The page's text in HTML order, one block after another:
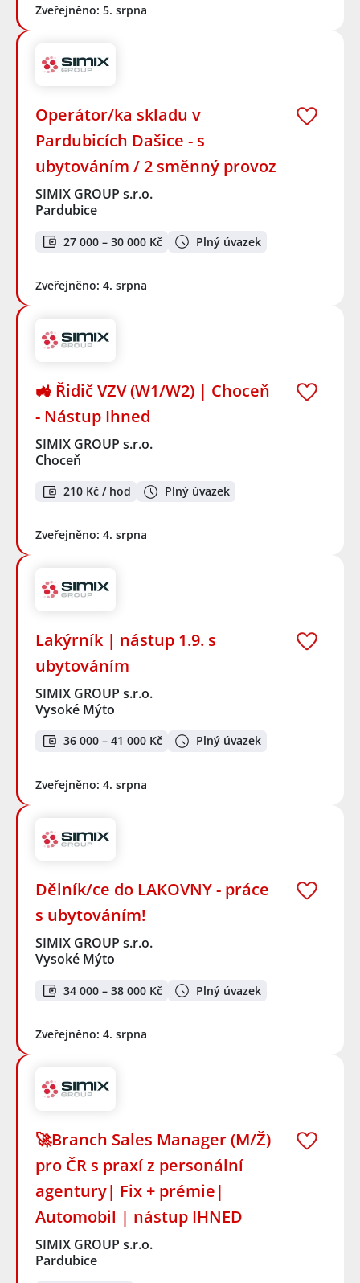
Zveřejněno: 5. srpna
Operátor/ka skladu v
Pardubicích Dašice - s
ubytováním / 2 směnný provoz
SIMIX GROUP s.r.o.
Pardubice
27 000 – 30 000 Kč Plný úvazek
Zveřejněno: 4. srpna
🚜 Řidič VZV (W1/W2) | Choceň
- Nástup Ihned
SIMIX GROUP s.r.o.
Choceň
210 Kč / hod Plný úvazek
Zveřejněno: 4. srpna
Lakýrník | nástup 1.9. s
ubytováním
SIMIX GROUP s.r.o.
Vysoké Mýto
36 000 – 41 000 Kč Plný úvazek
Zveřejněno: 4. srpna
Dělník/ce do LAKOVNY - práce
s ubytováním!
SIMIX GROUP s.r.o.
Vysoké Mýto
34 000 – 38 000 Kč Plný úvazek
Zveřejněno: 4. srpna
🚀Branch Sales Manager (M/Ž)
pro ČR s praxí z personální
agentury| Fix + prémie|
Automobil | nástup IHNED
SIMIX GROUP s.r.o.
Pardubice